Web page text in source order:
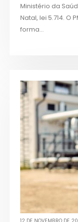
Ministério da
Natal, lei 5.714. O
forma...